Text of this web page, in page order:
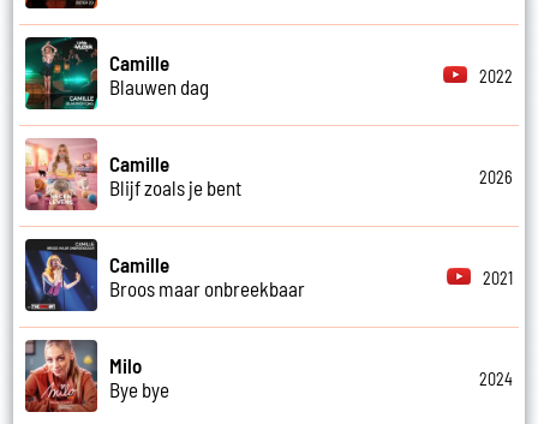
Camille
Blauwen dag
2022
Camille
Blijf zoals je bent
2026
Camille
Broos maar onbreekbaar
2021
Milo
Bye bye
2024